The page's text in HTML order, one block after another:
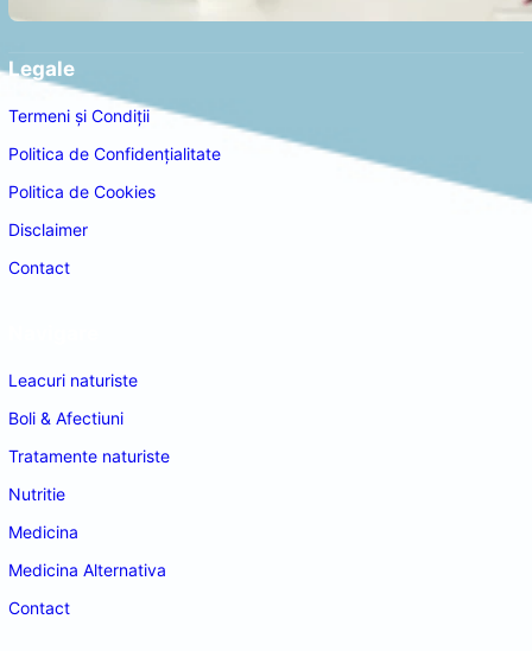
Legale
Termeni și Condiții
Politica de Confidențialitate
Politica de Cookies
Disclaimer
Contact
Leacuri naturiste
Boli & Afectiuni
Tratamente naturiste
Nutritie
Medicina
Medicina Alternativa
Contact